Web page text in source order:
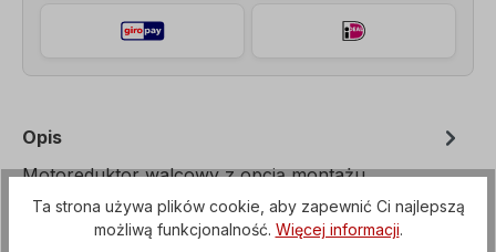
Opis
Motoreduktor walcowy z opcją montażu
kołnierzowego od B3 do B35, Napięcie=3 x
230/400 V-50 Hz, 3 x 265/460 V-60 Hz (± 5%
Ta strona używa plików cookie, aby zapewnić Ci najlepszą
możliwą funkcjonalność. Więcej informacji.